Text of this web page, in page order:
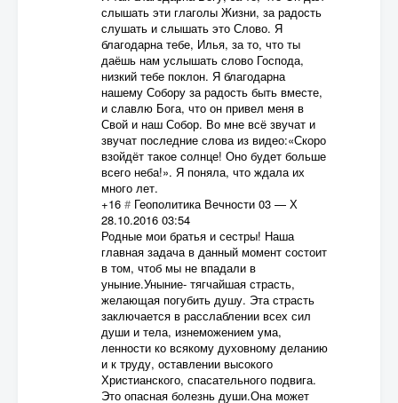
слышать эти глаголы Жизни, за радость
слушать и слышать это Слово. Я
благодарна тебе, Илья, за то, что ты
даёшь нам услышать слово Господа,
низкий тебе поклон. Я благодарна
нашему Собору за радость быть вместе,
и славлю Бога, что он привел меня в
Свой и наш Собор. Во мне всё звучат и
звучат последние слова из видео:«Скоро
взойдёт такое солнце! Оно будет больше
всего неба!». Я поняла, что ждала их
много лет.
+16 # Геополитика Вечности 03— Х
28.10.2016 03:54
Родные мои братья и сестры! Наша
главная задача в данный момент состоит
в том, чтоб мы не впадали в
уныние.Уныние- тягчайшая страсть,
желающая погубить душу. Эта страсть
заключается в расслаблении всех сил
души и тела, изнеможением ума,
ленности ко всякому духовному деланию
и к труду, оставлении высокого
Христианского, спасательного подвига.
Это опасная болезнь души.Она может